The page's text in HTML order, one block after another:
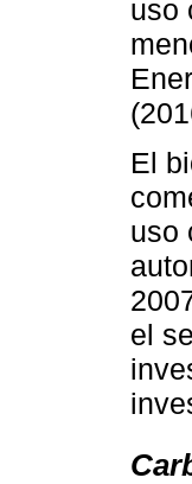
uso
El
uso
el